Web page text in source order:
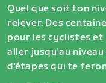
Quel que soit ton
relever. Des
pour les cyclistes et
aller jusqu'au
d'étapes qui te